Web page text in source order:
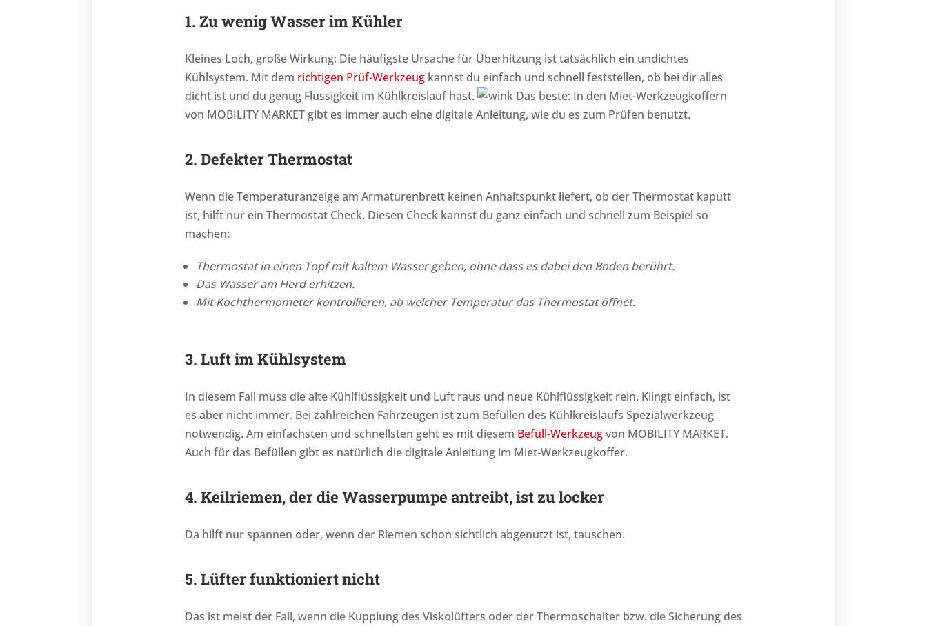
1. Zu wenig Wasser im Kühler
Kleines Loch, große Wirkung: Die häufigste Ursache für Überhitzung ist tatsächlich ein undichtes
Kühlsystem. Mit dem richtigen Prüf-Werkzeugkannst du einfach und schnell feststellen, ob bei dir alles
dicht ist und du genug Flüssigkeit im Kühlkreislauf hast.
Das beste: In den Miet-Werkzeugkoffern
von MOBILITY MARKET gibt es immer auch eine digitale Anleitung, wie du es zum Prüfen benutzt.
2. Defekter Thermostat
Wenn die Temperaturanzeige am Armaturenbrett keinen Anhaltspunkt liefert, ob der Thermostat kaputt
ist, hilft nur ein Thermostat Check. Diesen Check kannst du ganz einfach und schnell zum Beispiel so
machen:
Thermostat in einen Topf mit kaltem Wasser geben, ohne dass es dabei den Boden berührt.
Das Wasser am Herd erhitzen.
Mit Kochthermometer kontrollieren, ab welcher Temperatur das Thermostat öffnet.
3. Luft im Kühlsystem
In diesem Fall muss die alte Kühlflüssigkeit und Luft raus und neue Kühlflüssigkeit rein. Klingt einfach, ist
es aber nicht immer. Bei zahlreichen Fahrzeugen ist zum Befüllen des Kühlkreislaufs Spezialwerkzeug
notwendig. Am einfachsten und schnellsten geht es mit diesem Befüll-Werkzeugvon MOBILITY MARKET.
Auch für das Befüllen gibt es natürlich die digitale Anleitung im Miet-Werkzeugkoffer.
4. Keilriemen, der die Wasserpumpe antreibt, ist zu locker
Da hilft nur spannen oder, wenn der Riemen schon sichtlich abgenutzt ist, tauschen.
5. Lüfter funktioniert nicht
Das ist meist der Fall, wenn die Kupplung des Viskolüfters oder der Thermoschalter bzw. die Sicherung des